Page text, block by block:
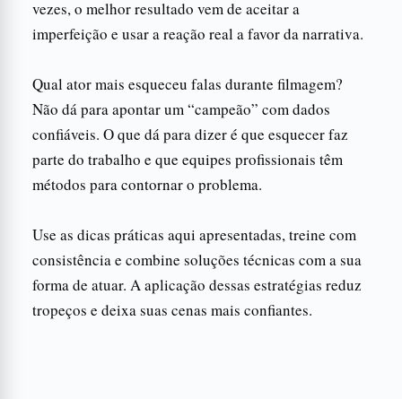
vezes, o melhor resultado vem de aceitar a
imperfeição e usar a reação real a favor da narrativa.
Qual ator mais esqueceu falas durante filmagem?
Não dá para apontar um “campeão” com dados
confiáveis. O que dá para dizer é que esquecer faz
parte do trabalho e que equipes profissionais têm
métodos para contornar o problema.
Use as dicas práticas aqui apresentadas, treine com
consistência e combine soluções técnicas com a sua
forma de atuar. A aplicação dessas estratégias reduz
tropeços e deixa suas cenas mais confiantes.